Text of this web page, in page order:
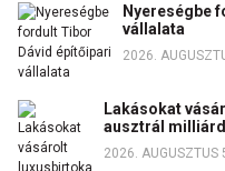
Nyereségbe
vállalata
2026.
Lakásokat
ausztrál
2026. AUGUSZTUS